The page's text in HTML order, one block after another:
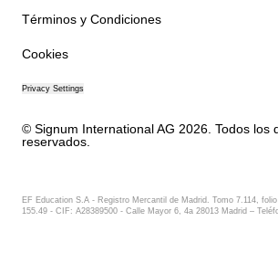
Términos y Condiciones
Cookies
Privacy Settings
© Signum International AG 2026. Todos los
reservados.
EF Education S.A - Registro Mercantil de Madrid. Tomo 7.114,
155.49 - CIF: A28389500 - Calle Mayor 6, 4a 28013 Madrid –